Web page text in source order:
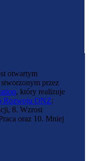
otwartym
przez
, który realizuje
Rozwoju ONZ:
8. Wzrost
oraz 10. Mniej